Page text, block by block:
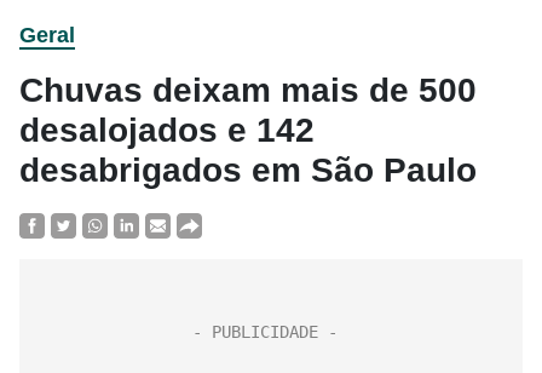
Geral
Chuvas deixam mais de 500
desalojados e 142
desabrigados em São Paulo